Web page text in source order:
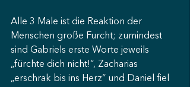
Alle 3 Male ist die Reaktion der
Menschen große Furcht; zumindest
sind Gabriels erste Worte jeweils
„fürchte dich nicht!“, Zacharias
„erschrak bis ins Herz“ und Daniel fiel